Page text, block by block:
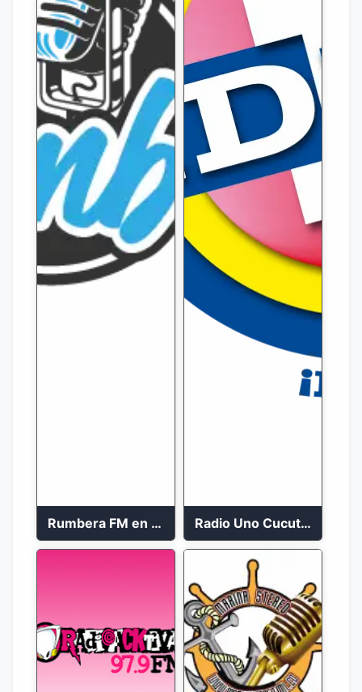
Rumbera FM en vivo 24/7 Radio Uno Cucuta 91.7 FM